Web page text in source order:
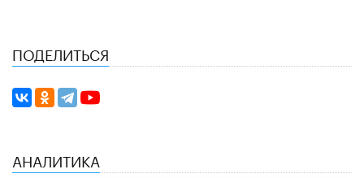
ПОДЕЛИТЬСЯ
АНАЛИТИКА